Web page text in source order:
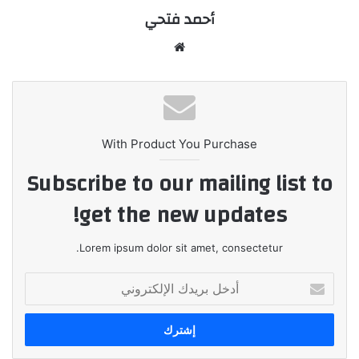
أحمد فتحي
With Product You Purchase
Subscribe to our mailing list to
get the new updates!
Lorem ipsum dolor sit amet, consectetur.
بريدك
الإلكتروني